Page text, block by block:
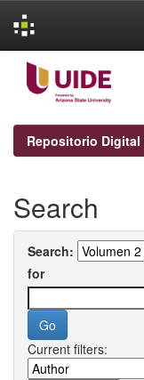
navigation
Repositorio Digital
Search
Search:
for
Current filters: